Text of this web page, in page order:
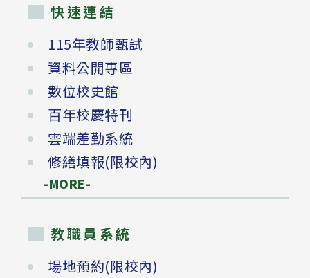
快速連結
115年教師甄試
資料公開專區
數位校史館
百年校慶特刊
雲端差勤系統
修繕填報(限校內)
-MORE-
教職員系統
場地預約(限校內)